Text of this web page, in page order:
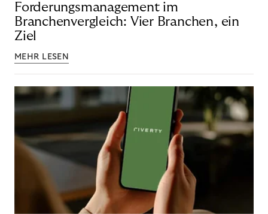
Forderungsmanagement im
Branchenvergleich: Vier Branchen, ein
Ziel
MEHR LESEN